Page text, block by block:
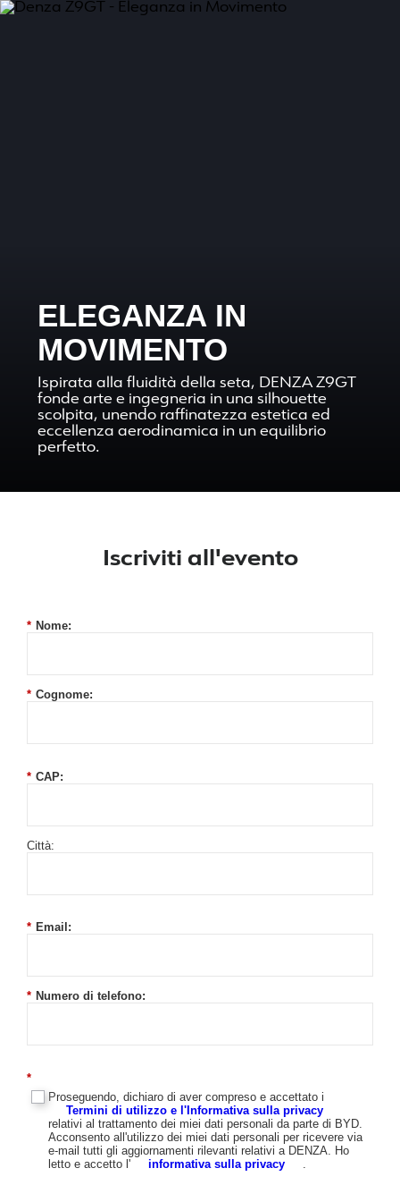
ELEGANZA IN
MOVIMENTO
Ispirata alla fluidità della seta, DENZA Z9GT
fonde arte e ingegneria in una silhouette
scolpita, unendo raffinatezza estetica ed
eccellenza aerodinamica in un equilibrio
perfetto.
Iscriviti all'evento
* Nome:
* Cognome:
* CAP:
Città:
* Email:
* Numero di telefono:
*
Proseguendo, dichiaro di aver compreso e accettato i
Termini di utilizzo e l'Informativa sulla privacy
relativi al trattamento dei miei dati personali da parte di BYD.
Acconsento all'utilizzo dei miei dati personali per ricevere via
e-mail tutti gli aggiornamenti rilevanti relativi a DENZA. Ho
letto e accetto l'
informativa sulla privacy .